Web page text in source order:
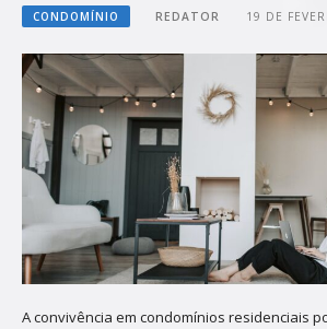
CONDOMÍNIO REDATOR 19 DE
A convivência em condomínios residenciais